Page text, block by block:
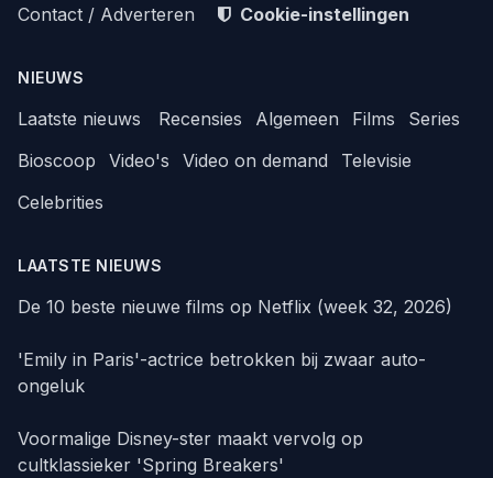
Contact / Adverteren
Cookie-instellingen
NIEUWS
Laatste nieuws Recensies Algemeen Films
Series
Bioscoop
Video's Video on demand
Televisie
Celebrities
LAATSTE NIEUWS
De 10 beste nieuwe films op Netflix (week 32, 2026)
'Emily in Paris'-actrice betrokken bij zwaar auto-
ongeluk
Voormalige Disney-ster maakt vervolg op
cultklassieker 'Spring Breakers'